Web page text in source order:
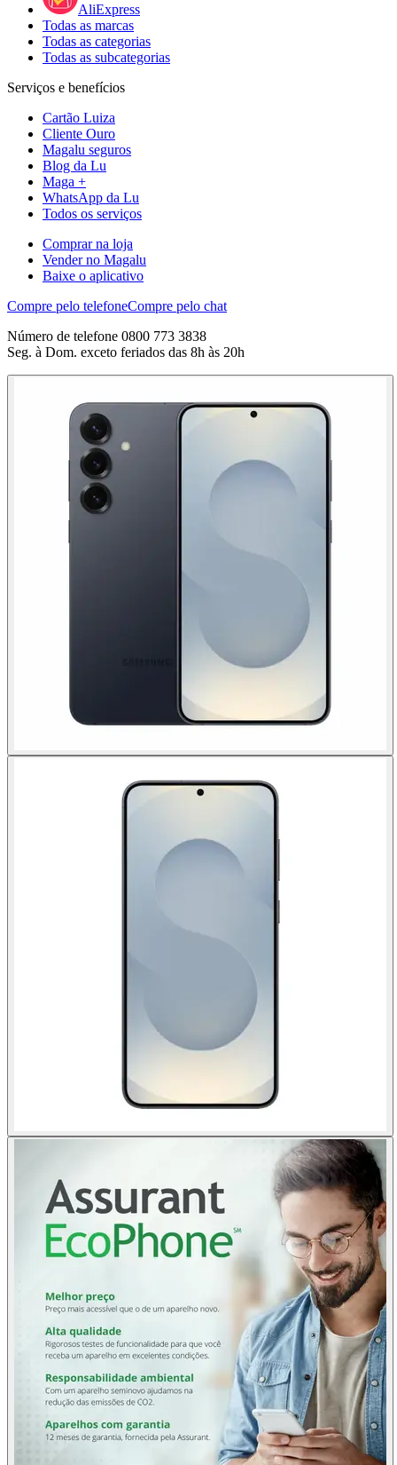
AliExpress
Todas as marcas
Todas as categorias
Todas as subcategorias
Serviços e benefícios
Cartão Luiza
Cliente Ouro
Magalu seguros
Blog da Lu
Maga +
WhatsApp da Lu
Todos os serviços
Comprar na loja
Vender no Magalu
Baixe o aplicativo
Compre pelo telefoneCompre pelo chat
Número de telefone 0800 773 3838
Seg. à Dom. exceto feriados das 8h às 20h